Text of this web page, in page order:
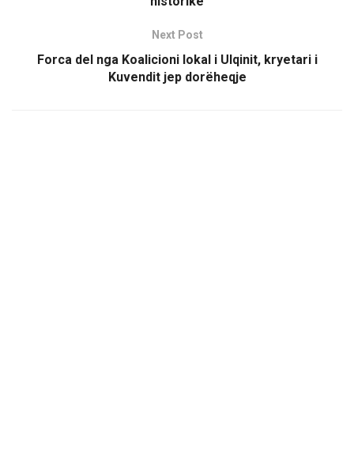
Next Post
Forca del nga Koalicioni lokal i Ulqinit, kryetari i
Kuvendit jep dorëheqje